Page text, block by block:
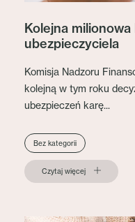
Kolejna milionowa
ubezpieczyciela
Komisja Nadzoru
kolejną w tym roku
ubezpieczeń karę...
Bez kategorii
Czytaj więcej